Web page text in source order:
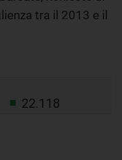
tra il 2013 e il